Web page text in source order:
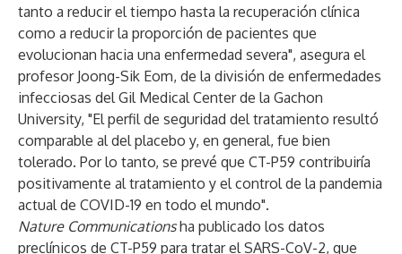
tanto a reducir el tiempo hasta la recuperación clínica
como a reducir la proporción de pacientes que
evolucionan hacia una enfermedad severa", asegura el
profesor Joong-Sik Eom, de la división de enfermedades
infecciosas del Gil Medical Center de la Gachon
University, "El perfil de seguridad del tratamiento resultó
comparable al del placebo y, en general, fue bien
tolerado. Por lo tanto, se prevé que CT-P59 contribuiría
positivamente al tratamiento y el control de la pandemia
actual de COVID-19 en todo el mundo".
Nature Communicationsha publicado los datos
preclínicos de CT-P59 para tratar el SARS-CoV-2, que